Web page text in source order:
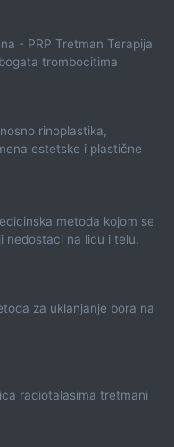
- PRP Tretman Terapija
trombocitima
rinoplastika,
estetske i plastične
metoda kojom se
nedostaci na licu i telu.
za uklanjanje bora na
radiotalasima tretmani